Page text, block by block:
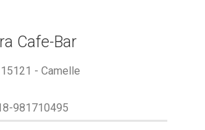
Cafe-Bar
- Camelle
981710495